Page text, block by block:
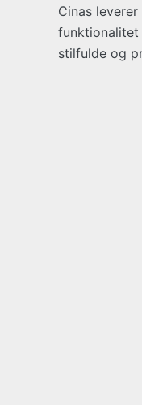
Cinas
funktionalitet
stilfulde og